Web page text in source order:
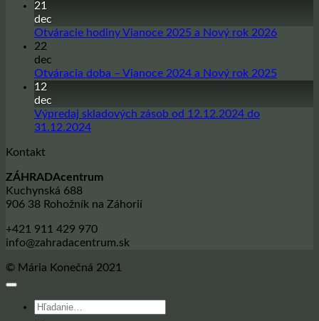
Sadbové
sezónu
21
dec
Otváracie hodiny Vianoce 2025 a Nový rok 2026Žiadne
22
dec
Otváracia doba – Vianoce 2024 a Nový rok 2025Žiadne
12
dec
Výpredaj skladových zásob od 12.12.2024 do
31.12.2024Žiadne
skladových
od
do
31.12.2024
Kontakt
ZÁHRADAcentrum
Kuchynská 688
906 38 Rohožník na Záhorií
+421 911 429 970
info@zahradacentrum.sk
© Mária Konečná 2021
Hľadať: